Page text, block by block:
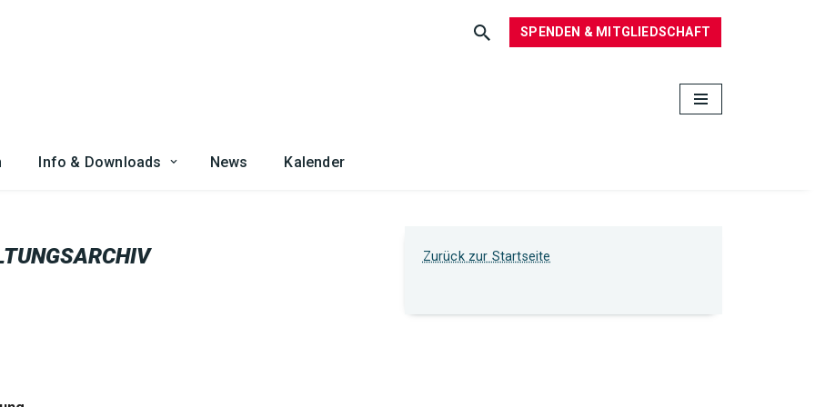
SPENDEN & MITGLIEDSCHAFT
Info & Downloads News Kalender
Zurück zur Startseite